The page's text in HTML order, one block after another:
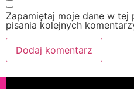
Zapamiętaj moje dane w
pisania kolejnych